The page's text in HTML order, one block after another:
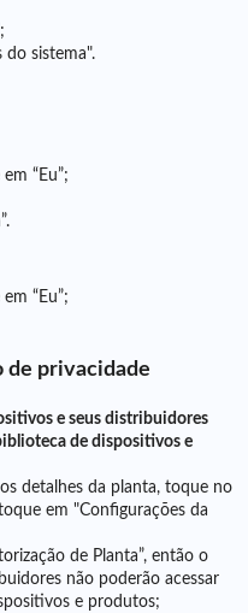
do sistema".
“Eu”;
“Eu”;
de privacidade
e seus distribuidores
de dispositivos e
detalhes da planta, toque no
em "Configurações da
de Planta”, então o
não poderão acessar
e produtos;